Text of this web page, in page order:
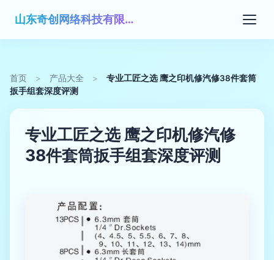
山东奇创网络科技有限公司
首页 > 产品大全 >
专业工匠之选 鹰之印机修汽修38件套筒
扳手组套深度评测
专业工匠之选 鹰之印机修汽修
38件套筒扳手组套深度评测